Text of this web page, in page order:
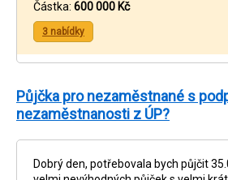
Částka: 600 000 Kč
3 nabídky
Půjčka pro nezaměstnané s
nezaměstnanosti z ÚP?
Dobrý den, potřebovala bych půjčit